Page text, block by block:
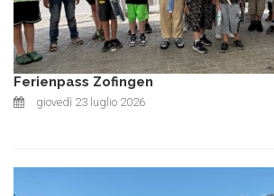
Ferienpass Zofingen
giovedì 23 luglio 2026